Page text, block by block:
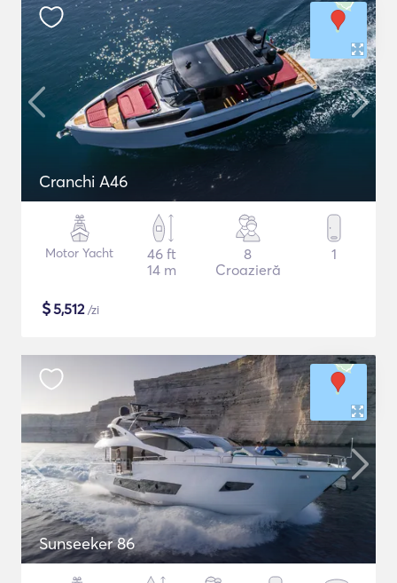
Cranchi A46
Motor Yacht
46 ft
14 m
8
Croazieră
1
$5,512/zi
Sunseeker 86